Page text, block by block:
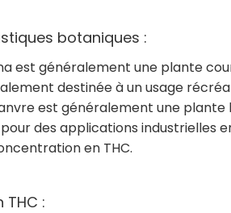
botaniques :
est généralement une plante
destinée à un usage
est généralement une
des applications industrielles
en THC.
THC :